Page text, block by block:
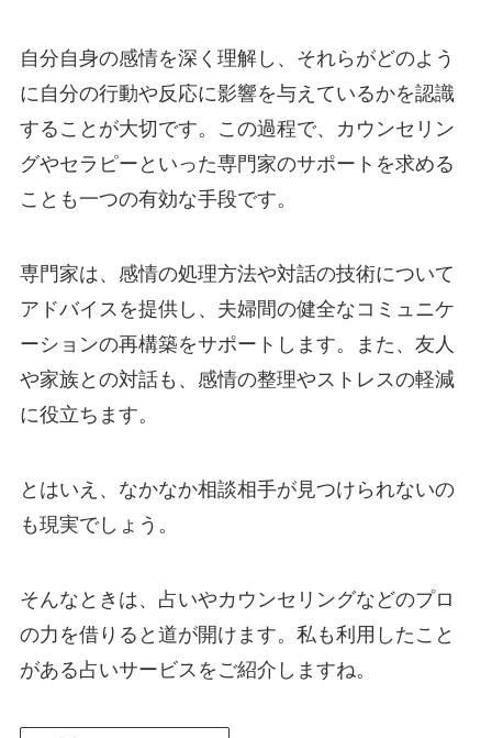
自分自身の感情を深く理解し、それらがどのよう
に自分の行動や反応に影響を与えているかを認識
することが大切です。この過程で、カウンセリン
グやセラピーといった専門家のサポートを求める
ことも一つの有効な手段です。
専門家は、感情の処理方法や対話の技術について
アドバイスを提供し、夫婦間の健全なコミュニケ
ーションの再構築をサポートします。また、友人
や家族との対話も、感情の整理やストレスの軽減
に役立ちます。
とはいえ、なかなか相談相手が見つけられないの
も現実でしょう。
そんなときは、占いやカウンセリングなどのプロ
の力を借りると道が開けます。私も利用したこと
がある占いサービスをご紹介しますね。